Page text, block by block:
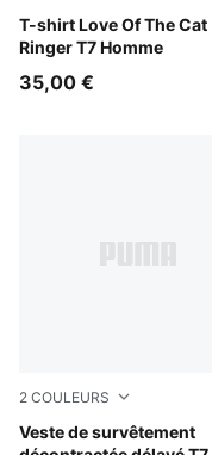
T-shirt Love Of The Cat
Ringer T7 Homme
Puma White
35,00 €
2 COULEURS
Veste de survêtement
Puma Black